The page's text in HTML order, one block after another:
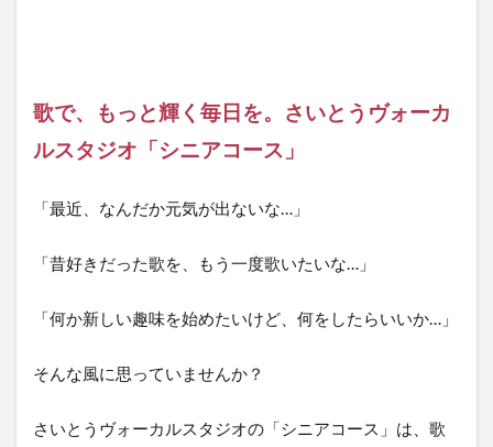
歌で、もっと輝く毎日を。さいとうヴォーカ
ルスタジオ「シニアコース」
「最近、なんだか元気が出ないな…」
「昔好きだった歌を、もう一度歌いたいな…」
「何か新しい趣味を始めたいけど、何をしたらいいか…」
そんな風に思っていませんか？
さいとうヴォーカルスタジオの「シニアコース」は、歌